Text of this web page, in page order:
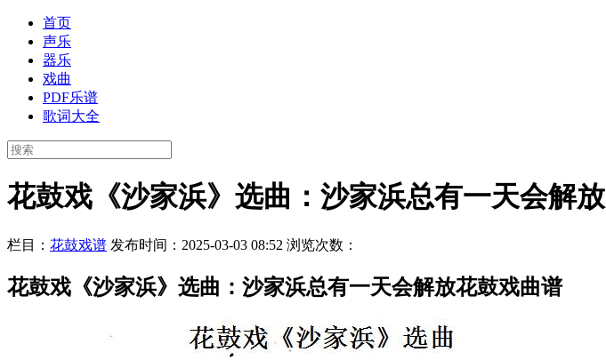
首页
声乐
器乐
戏曲
PDF乐谱
歌词大全
花鼓戏《沙家浜》选曲：沙家浜总有一天会解放
栏目： 花鼓戏谱 发布时间：2025-03-03 08:52 浏览次数：
花鼓戏《沙家浜》选曲：沙家浜总有一天会解放花鼓戏曲谱